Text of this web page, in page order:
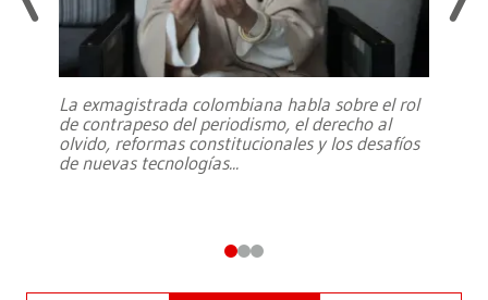
La exmagistrada colombiana habla sobre el rol
de contrapeso del periodismo, el derecho al
olvido, reformas constitucionales y los desafíos
de nuevas tecnologías...